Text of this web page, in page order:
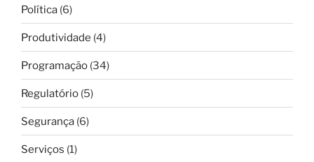
Política (6)
Produtividade (4)
Programação (34)
Regulatório (5)
Segurança (6)
Serviços (1)